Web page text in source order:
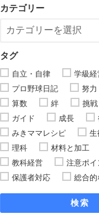
カテゴリー
タグ
自立・自律
学級経
プロ野球日記
努力
算数
絆
挑
ガイド
成長
みきママレシピ
生
理科
材料と加工
教科経営
注意ポイ
保護者対応
総合的
検索